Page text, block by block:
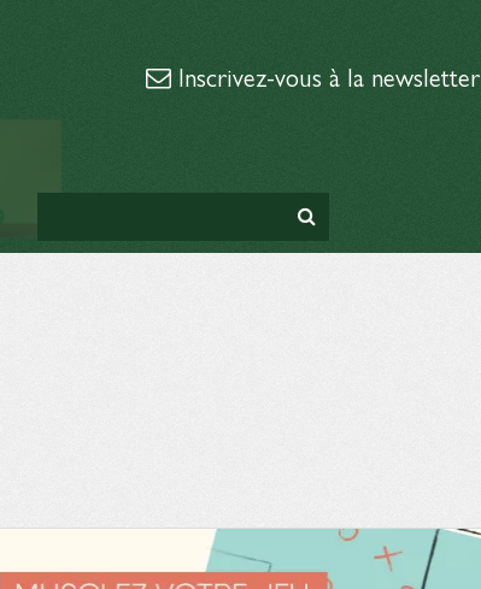
Inscrivez-vous à la newsletter